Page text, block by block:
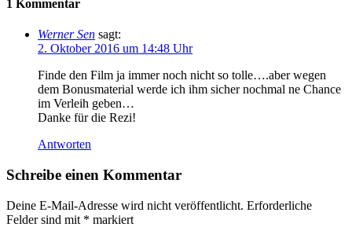
1 Kommentar
Werner Sen sagt:
2. Oktober 2016 um 14:48 Uhr
Finde den Film ja immer noch nicht so tolle….aber wegen
dem Bonusmaterial werde ich ihm sicher nochmal ne Chance
im Verleih geben…
Danke für die Rezi!
Antworten
Schreibe einen Kommentar
Deine E-Mail-Adresse wird nicht veröffentlicht. Erforderliche
Felder sind mit * markiert